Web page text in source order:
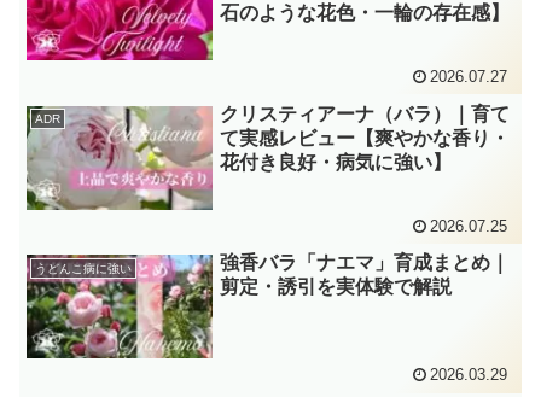
石のような花色・一輪の存在感】
2026.07.27
ADR
クリスティアーナ（バラ）｜育て
て実感レビュー【爽やかな香り・
花付き良好・病気に強い】
2026.07.25
うどんこ病に強い
強香バラ「ナエマ」育成まとめ｜
剪定・誘引を実体験で解説
2026.03.29